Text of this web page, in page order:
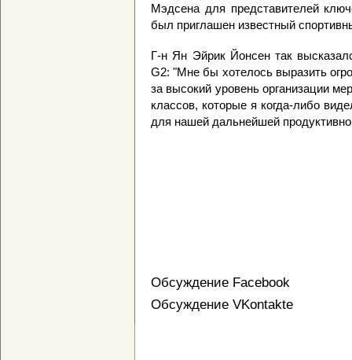
Мэдсена для представителей
был приглашен известный
Г-н Ян Эйрик Йонсен так
G2: "Мне бы хотелось выразить
за высокий уровень организации
классов, которые я когда-либо
для нашей дальнейшей
Обсуждение Facebook
Обсуждение VKontakte